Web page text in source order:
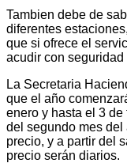
Tambien debe de
diferentes
que si ofrece el
acudir con
La Secretaria
que el año
enero y hasta el 3
del segundo mes del
precio, y a partir del
precio serán diarios.